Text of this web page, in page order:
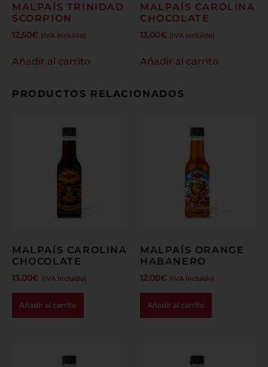
MALPAÍS TRINIDAD
SCORPION
12,50€ (IVA incluido)
Añadir al carrito
MALPAÍS CAROLINA
CHOCOLATE
13,00€ (IVA incluido)
Añadir al carrito
PRODUCTOS RELACIONADOS
MALPAÍS CAROLINA
CHOCOLATE
13,00€ (IVA incluido)
Añadir al carrito
MALPAÍS ORANGE
HABANERO
12,00€ (IVA incluido)
Añadir al carrito